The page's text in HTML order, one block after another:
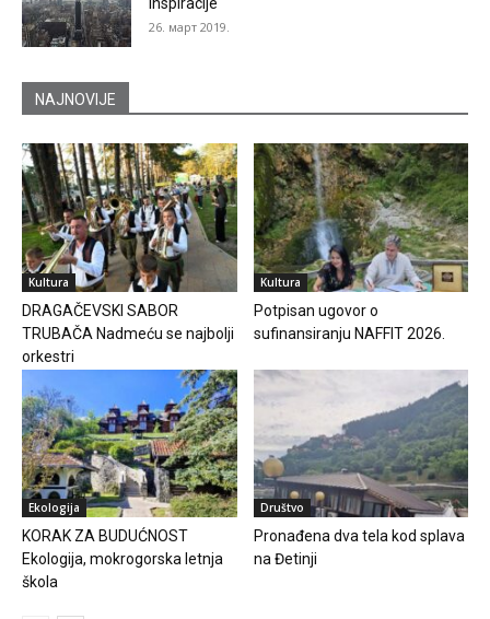
inspiracije
26. март 2019.
NAJNOVIJE
Kultura
DRAGAČEVSKI SABOR
TRUBAČA Nadmeću se najbolji
orkestri
Kultura
Potpisan ugovor o
sufinansiranju NAFFIT 2026.
Ekologija
KORAK ZA BUDUĆNOST
Ekologija, mokrogorska letnja
škola
Društvo
Pronađena dva tela kod splava
na Đetinji